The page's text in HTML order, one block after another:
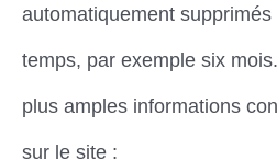
automatiquement supprimés
temps, par exemple six
plus amples informations
sur le site :